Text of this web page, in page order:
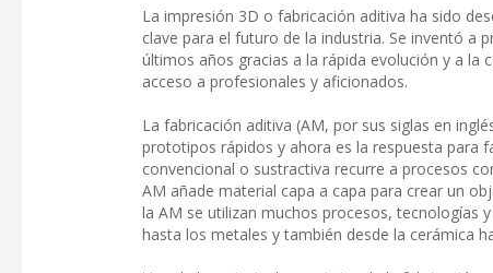
La impresión 3D o fabricación aditiva ha sido
clave para el futuro de la industria. Se inventó a
últimos años gracias a la rápida evolución y a la
acceso a profesionales y aficionados.
La fabricación aditiva (AM, por sus siglas en
prototipos rápidos y ahora es la respuesta para
convencional o sustractiva recurre a procesos
AM añade material capa a capa para crear un
la AM se utilizan muchos procesos, tecnologías
hasta los metales y también desde la cerámica